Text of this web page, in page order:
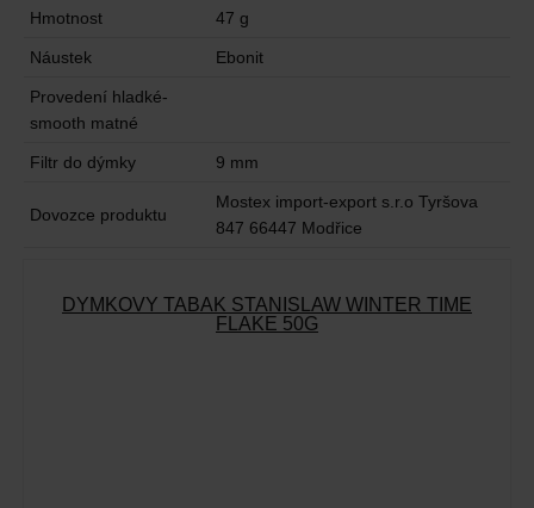
Hmotnost 47 g
Náustek Ebonit
Provedení hladké-
smooth matné
Filtr do dýmky 9 mm
Dovozce produktu
Mostex import-export s.r.o Tyršova
847 66447 Modřice
DÝMKOVÝ TABÁK STANISLAW WINTER TIME
FLAKE 50G